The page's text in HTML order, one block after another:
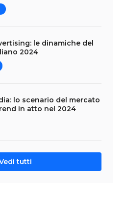
le dinamiche del
2024
lo scenario del mercato
in atto nel 2024
tutti